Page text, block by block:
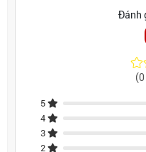
Đánh
5
4
3
2